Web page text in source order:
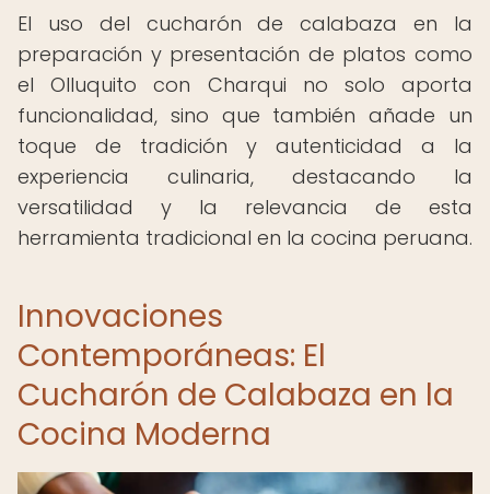
El uso del cucharón de calabaza en la
preparación y presentación de platos como
el Olluquito con Charqui no solo aporta
funcionalidad, sino que también añade un
toque de tradición y autenticidad a la
experiencia culinaria, destacando la
versatilidad y la relevancia de esta
herramienta tradicional en la cocina peruana.
Innovaciones
Contemporáneas: El
Cucharón de Calabaza en la
Cocina Moderna